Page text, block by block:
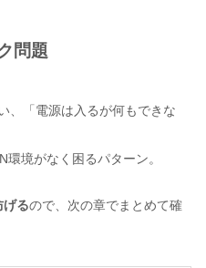
問題
、「電源は入るが何もできな
境がなく困るパターン。
げるので、次の章でまとめて確